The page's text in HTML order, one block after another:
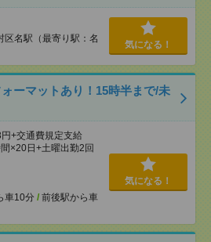
区名駅（最寄り駅：名
気になる！
ーマットあり！15時半まで/未
+交通費規定支給
×20日+土曜出勤2回
車10分 / 前後駅から車
気になる！